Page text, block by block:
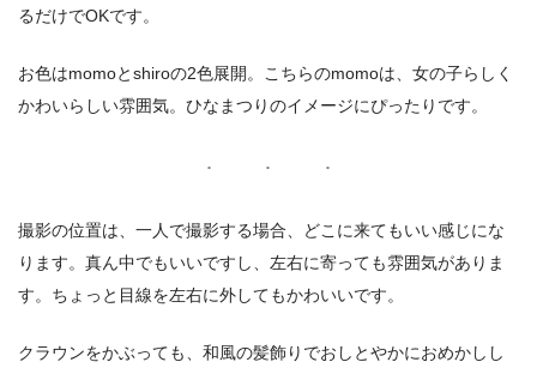
るだけでOKです。
お色はmomoとshiroの2色展開。こちらのmomoは、女の子らしく
かわいらしい雰囲気。ひなまつりのイメージにぴったりです。
撮影の位置は、一人で撮影する場合、どこに来てもいい感じにな
ります。真ん中でもいいですし、左右に寄っても雰囲気がありま
す。ちょっと目線を左右に外してもかわいいです。
クラウンをかぶっても、和風の髪飾りでおしとやかにおめかしし